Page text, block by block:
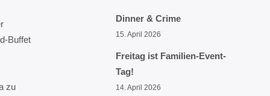
Buffet
zu
Dinner & Crime
15. April 2026
Freitag ist Familien-Event-
Tag!
14. April 2026